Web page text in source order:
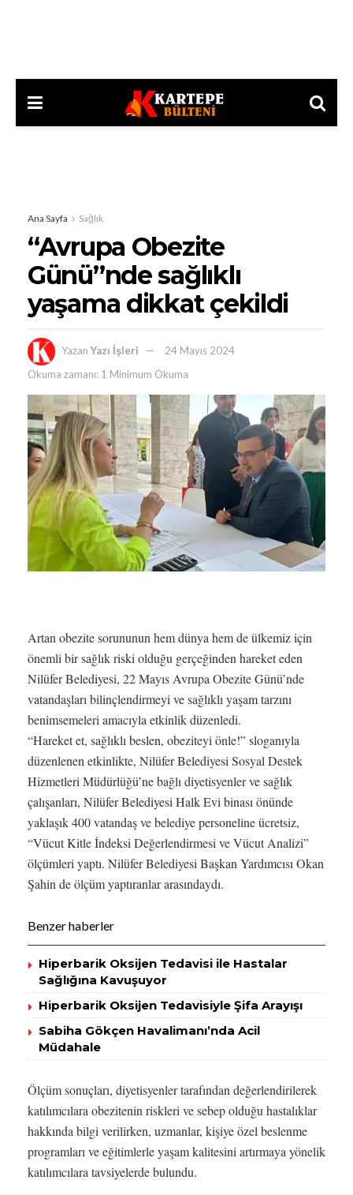
Ana Sayfa Sağlık
“Avrupa Obezite
Günü”nde sağlıklı
yaşama dikkat çekildi
Yazan Yazı İşleri
24 Mayıs 2024
Okuma zamanı: 1 Minimum Okuma
Artan obezite sorununun hem dünya hem de ülkemiz için
önemli bir sağlık riski olduğu gerçeğinden hareket eden
Nilüfer Belediyesi, 22 Mayıs Avrupa Obezite Günü’nde
vatandaşları bilinçlendirmeyi ve sağlıklı yaşam tarzını
benimsemeleri amacıyla etkinlik düzenledi.
“Hareket et, sağlıklı beslen, obeziteyi önle!” sloganıyla
düzenlenen etkinlikte, Nilüfer Belediyesi Sosyal Destek
Hizmetleri Müdürlüğü’ne bağlı diyetisyenler ve sağlık
çalışanları, Nilüfer Belediyesi Halk Evi binası önünde
yaklaşık 400 vatandaş ve belediye personeline ücretsiz,
“Vücut Kitle İndeksi Değerlendirmesi ve Vücut Analizi”
ölçümleri yaptı. Nilüfer Belediyesi Başkan Yardımcısı Okan
Şahin de ölçüm yaptıranlar arasındaydı.
Benzer haberler
Hiperbarik Oksijen Tedavisi ile Hastalar
Sağlığına Kavuşuyor
Hiperbarik Oksijen Tedavisiyle Şifa Arayışı
Sabiha Gökçen Havalimanı’nda Acil
Müdahale
Ölçüm sonuçları, diyetisyenler tarafından değerlendirilerek
katılımcılara obezitenin riskleri ve sebep olduğu hastalıklar
hakkında bilgi verilirken, uzmanlar, kişiye özel beslenme
programları ve eğitimlerle yaşam kalitesini artırmaya yönelik
katılımcılara tavsiyelerde bulundu.